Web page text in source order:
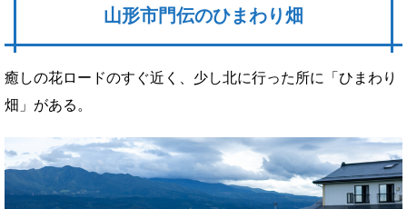
山形市門伝のひまわり畑
癒しの花ロードのすぐ近く、少し北に行った所に「ひまわり
畑」がある。